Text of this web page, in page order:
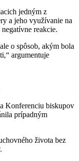
jedným z
a jeho využívanie na
reakcie.
o spôsob, akým bola
argumentuje
Konferenciu biskupov
prípadným
života bez